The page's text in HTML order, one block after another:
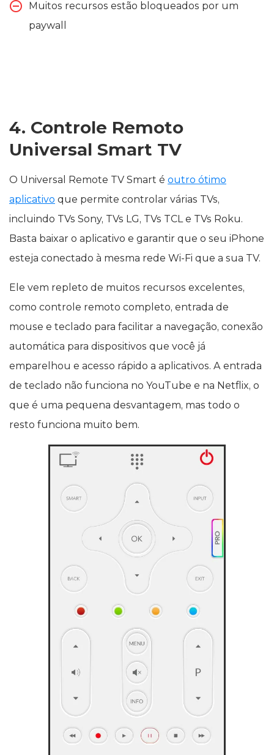
Muitos recursos estão bloqueados por um
paywall
4. Controle Remoto
Universal Smart TV
O Universal Remote TV Smart é outro ótimo
aplicativo que permite controlar várias TVs,
incluindo TVs Sony, TVs LG, TVs TCL e TVs Roku.
Basta baixar o aplicativo e garantir que o seu iPhone
esteja conectado à mesma rede Wi‑Fi que a sua TV.
Ele vem repleto de muitos recursos excelentes,
como controle remoto completo, entrada de
mouse e teclado para facilitar a navegação, conexão
automática para dispositivos que você já
emparelhou e acesso rápido a aplicativos. A entrada
de teclado não funciona no YouTube e na Netflix, o
que é uma pequena desvantagem, mas todo o
resto funciona muito bem.